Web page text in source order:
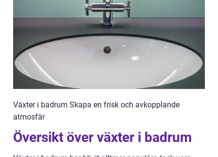
Växter i badrum Skapa en frisk och avkopplande
atmosfär
Översikt över växter i badrum